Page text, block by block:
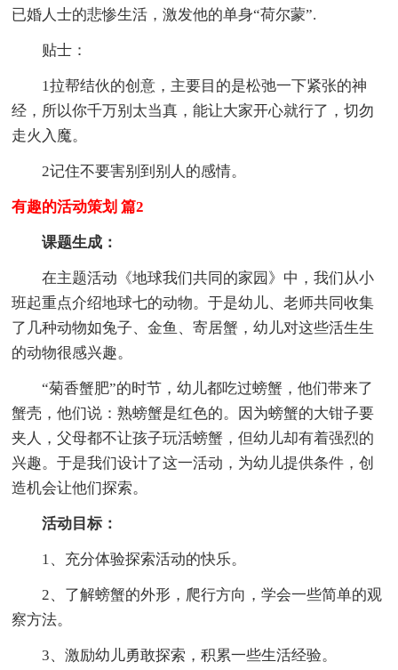
已婚人士的悲惨生活，激发他的单身“荷尔蒙”.
贴士：
1拉帮结伙的创意，主要目的是松弛一下紧张的神
经，所以你千万别太当真，能让大家开心就行了，切勿
走火入魔。
2记住不要害别到别人的感情。
有趣的活动策划 篇2
课题生成：
在主题活动《地球我们共同的家园》中，我们从小
班起重点介绍地球七的动物。于是幼儿、老师共同收集
了几种动物如兔子、金鱼、寄居蟹，幼儿对这些活生生
的动物很感兴趣。
“菊香蟹肥”的时节，幼儿都吃过螃蟹，他们带来了
蟹壳，他们说：熟螃蟹是红色的。因为螃蟹的大钳子要
夹人，父母都不让孩子玩活螃蟹，但幼儿却有着强烈的
兴趣。于是我们设计了这一活动，为幼儿提供条件，创
造机会让他们探索。
活动目标：
1、充分体验探索活动的快乐。
2、了解螃蟹的外形，爬行方向，学会一些简单的观
察方法。
3、激励幼儿勇敢探索，积累一些生活经验。